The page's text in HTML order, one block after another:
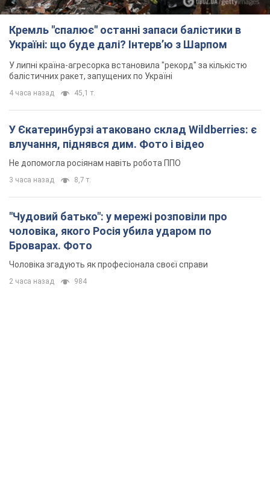
3 часа назад 8,7 т.
"Чудовий батько": у мережі розповіли про
чоловіка, якого Росія убила ударом по
Броварах. Фото
Чоловіка згадують як професіонала своєї справи
2 часа назад 984